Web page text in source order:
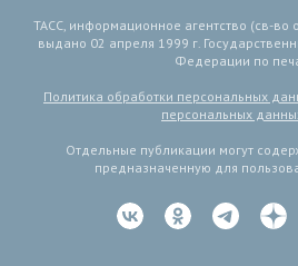
ТАСС, информационное агентство (св-во
выдано 02 апреля 1999 г.
Федерации по
Политика обработки персональных
персональных
Отдельные публикации могут
предназначенную для